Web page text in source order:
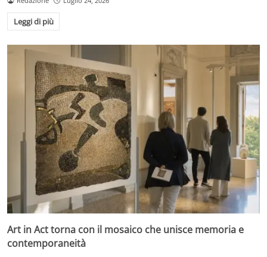
Leggi di più
Art in Act torna con il mosaico che unisce memoria e
contemporaneità